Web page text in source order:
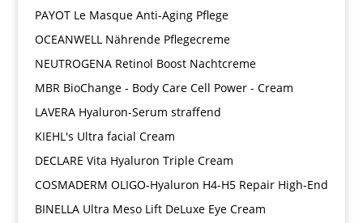
PAYOT Le Masque Anti-Aging Pflege
OCEANWELL Nährende Pflegecreme
NEUTROGENA Retinol Boost Nachtcreme
MBR BioChange - Body Care Cell Power - Cream
LAVERA Hyaluron-Serum straffend
KIEHL's Ultra facial Cream
DECLARE Vita Hyaluron Triple Cream
COSMADERM OLIGO-Hyaluron H4-H5 Repair High-End
BINELLA Ultra Meso Lift DeLuxe Eye Cream